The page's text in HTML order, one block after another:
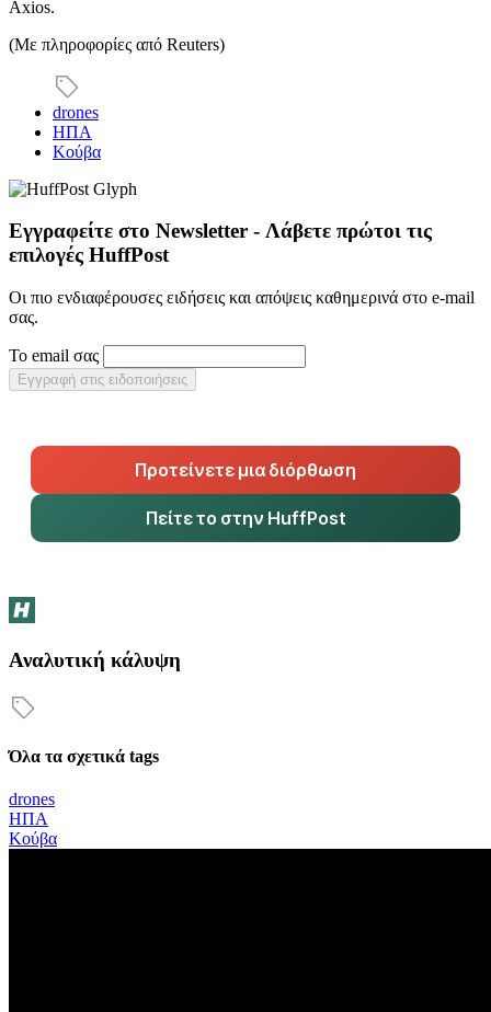
Axios.
(Με πληροφορίες από Reuters)
drones
ΗΠΑ
Κούβα
Εγγραφείτε στο Newsletter - Λάβετε πρώτοι τις
επιλογές HuffPost
Οι πιο ενδιαφέρουσες ειδήσεις και απόψεις καθημερινά στο e-mail
σας.
Το email σας
Εγγραφή στις ειδοποιήσεις
Προτείνετε μια διόρθωση
Πείτε το στην HuffPost
Αναλυτική κάλυψη
Όλα τα σχετικά tags
drones
ΗΠΑ
Κούβα